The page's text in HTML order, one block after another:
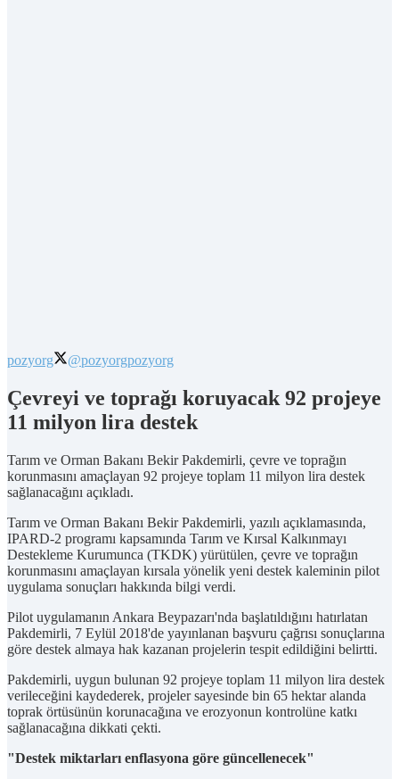
pozyorg @pozyorgpozyorg
Çevreyi ve toprağı koruyacak 92 projeye
11 milyon lira destek
Tarım ve Orman Bakanı Bekir Pakdemirli, çevre ve toprağın
korunmasını amaçlayan 92 projeye toplam 11 milyon lira destek
sağlanacağını açıkladı.
Tarım ve Orman Bakanı Bekir Pakdemirli, yazılı açıklamasında,
IPARD-2 programı kapsamında Tarım ve Kırsal Kalkınmayı
Destekleme Kurumunca (TKDK) yürütülen, çevre ve toprağın
korunmasını amaçlayan kırsala yönelik yeni destek kaleminin pilot
uygulama sonuçları hakkında bilgi verdi.
Pilot uygulamanın Ankara Beypazarı'nda başlatıldığını hatırlatan
Pakdemirli, 7 Eylül 2018'de yayınlanan başvuru çağrısı sonuçlarına
göre destek almaya hak kazanan projelerin tespit edildiğini belirtti.
Pakdemirli, uygun bulunan 92 projeye toplam 11 milyon lira destek
verileceğini kaydederek, projeler sayesinde bin 65 hektar alanda
toprak örtüsünün korunacağına ve erozyonun kontrolüne katkı
sağlanacağına dikkati çekti.
"Destek miktarları enflasyona göre güncellenecek"